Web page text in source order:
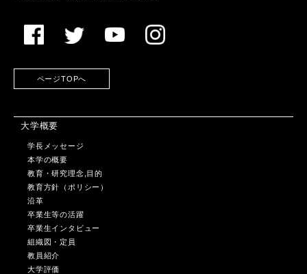
ページTOPへ
大学概要
学長メッセージ
本学の概要
教育・研究理念,目的
教育方針（ポリシー）
沿革
卒業生等の活躍
卒業生インタビュー
組織図・定員
教員紹介
大学評価